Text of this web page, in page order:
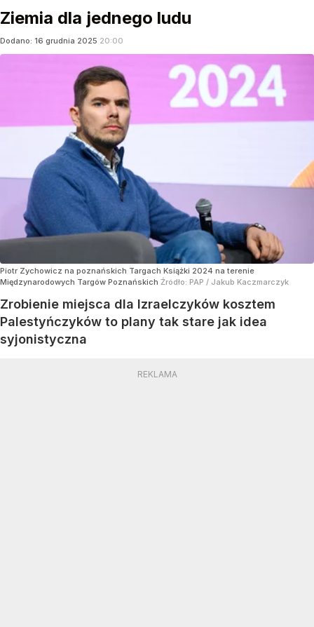
Ziemia dla jednego ludu
Dodano: 16 grudnia 2025 20:00
Piotr Zychowicz na poznańskich Targach Książki 2024 na terenie
Międzynarodowych Targów Poznańskich Źródło: PAP / Jakub Kaczmarczyk
Zrobienie miejsca dla Izraelczyków kosztem
Palestyńczyków to plany tak stare jak idea
syjonistyczna